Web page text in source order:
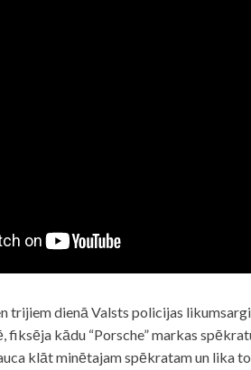
trijiem dienā Valsts policijas
fiksēja kādu “Porsche” markas
klāt minētajam spēkratam un lika